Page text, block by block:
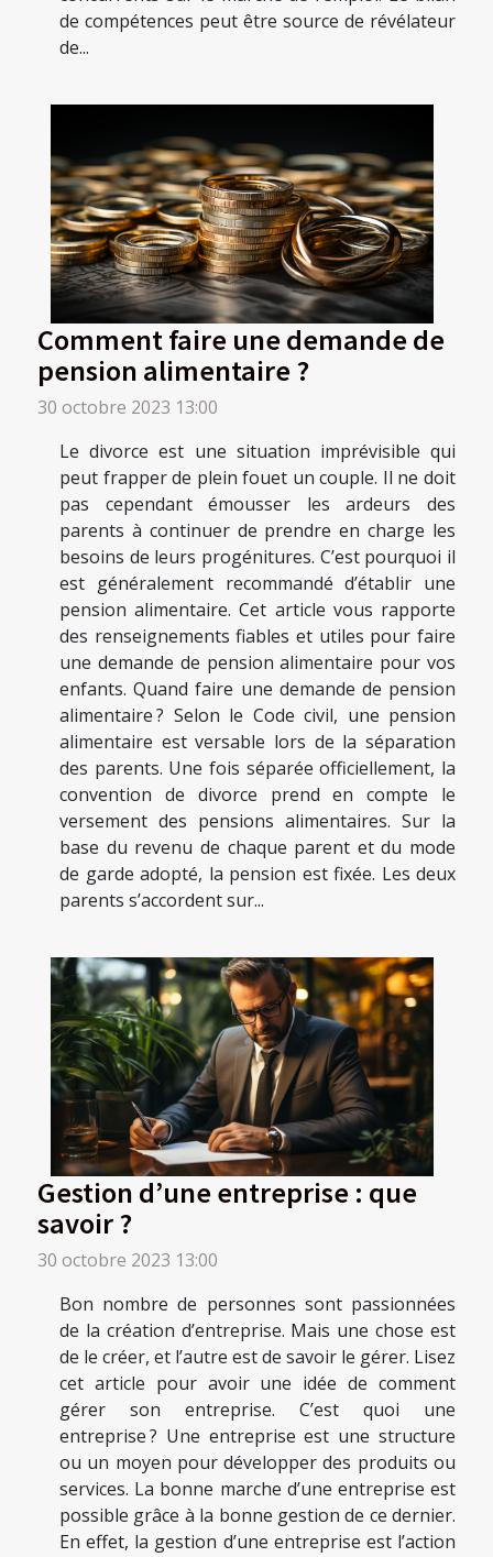
de compétences peut être source de révélateur
de...
Comment faire une demande de
pension alimentaire ?
30 octobre 2023 13:00
Le divorce est une situation imprévisible qui
peut frapper de plein fouet un couple. Il ne doit
pas cependant émousser les ardeurs des
parents à continuer de prendre en charge les
besoins de leurs progénitures. C’est pourquoi il
est généralement recommandé d’établir une
pension alimentaire. Cet article vous rapporte
des renseignements fiables et utiles pour faire
une demande de pension alimentaire pour vos
enfants. Quand faire une demande de pension
alimentaire ? Selon le Code civil, une pension
alimentaire est versable lors de la séparation
des parents. Une fois séparée officiellement, la
convention de divorce prend en compte le
versement des pensions alimentaires. Sur la
base du revenu de chaque parent et du mode
de garde adopté, la pension est fixée. Les deux
parents s’accordent sur...
Gestion d’une entreprise : que
savoir ?
30 octobre 2023 13:00
Bon nombre de personnes sont passionnées
de la création d’entreprise. Mais une chose est
de le créer, et l’autre est de savoir le gérer. Lisez
cet article pour avoir une idée de comment
gérer son entreprise. C’est quoi une
entreprise ? Une entreprise est une structure
ou un moyen pour développer des produits ou
services. La bonne marche d’une entreprise est
possible grâce à la bonne gestion de ce dernier.
En effet, la gestion d’une entreprise est l’action